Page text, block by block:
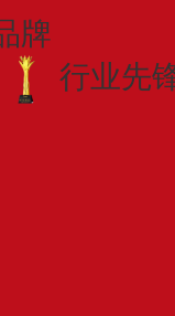
牌
行业先